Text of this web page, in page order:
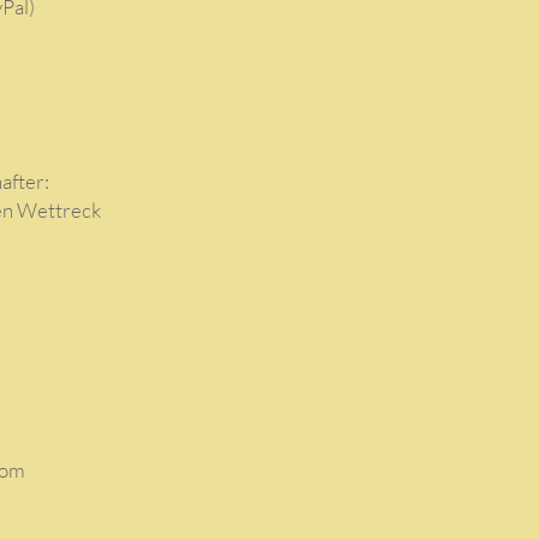
Wettreck